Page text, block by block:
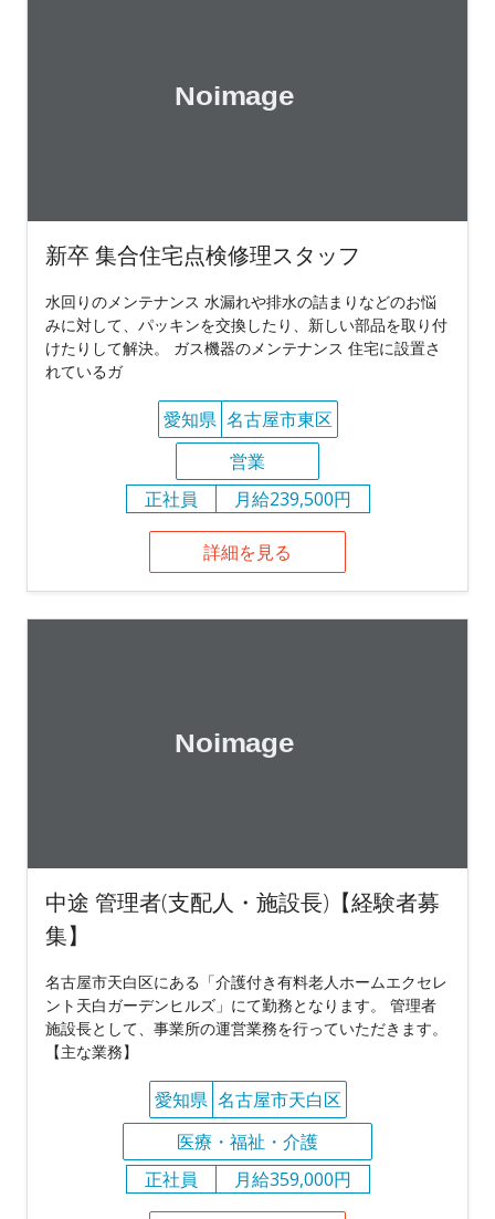
新卒 集合住宅点検修理スタッフ
水回りのメンテナンス 水漏れや排水の詰まりなどのお悩
みに対して、パッキンを交換したり、新しい部品を取り付
けたりして解決。 ガス機器のメンテナンス 住宅に設置さ
れているガ
愛知県 名古屋市東区
営業
正社員
月給239,500円
詳細を見る
中途 管理者(支配人・施設長)【経験者募
集】
名古屋市天白区にある「介護付き有料老人ホームエクセレ
ント天白ガーデンヒルズ」にて勤務となります。 管理者
施設長として、事業所の運営業務を行っていただきます。
【主な業務】
愛知県 名古屋市天白区
医療・福祉・介護
正社員
月給359,000円